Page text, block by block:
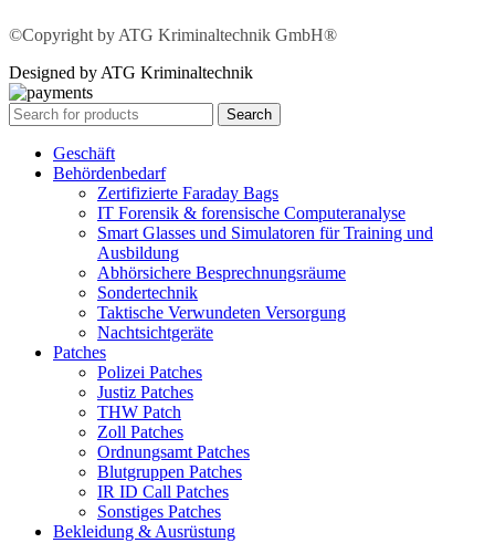
©Copyright by ATG Kriminaltechnik GmbH®
Designed by ATG Kriminaltechnik
Search
Geschäft
Behördenbedarf
Zertifizierte Faraday Bags
IT Forensik & forensische Computeranalyse
Smart Glasses und Simulatoren für Training und
Ausbildung
Abhörsichere Besprechnungsräume
Sondertechnik
Taktische Verwundeten Versorgung
Nachtsichtgeräte
Patches
Polizei Patches
Justiz Patches
THW Patch
Zoll Patches
Ordnungsamt Patches
Blutgruppen Patches
IR ID Call Patches
Sonstiges Patches
Bekleidung & Ausrüstung